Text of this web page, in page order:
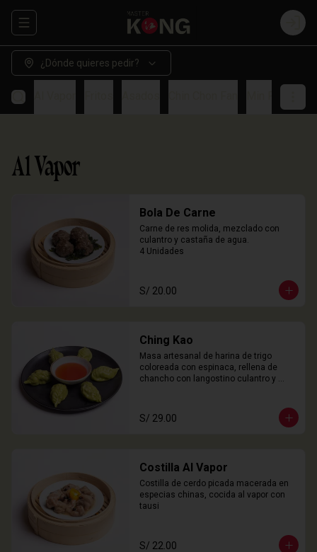
Abrir menu de navegación Login
¿Dónde quieres pedir?
Al Vapor
Bola De Carne
Carne de res molida, mezclado con
culantro y castaña de agua.
4 Unidades
S/ 20.00
Ching Kao
Masa artesanal de harina de trigo
coloreada con espinaca, rellena de
chancho con langostino culantro y
S/ 29.00
Costilla Al Vapor
Costilla de cerdo picada macerada en
especias chinas, cocida al vapor con
tausi
S/ 22.00